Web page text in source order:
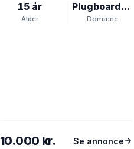
folk byttede…
15 år
Alder
Plugboard.dk
Domæne
10.000 kr. Se annonce